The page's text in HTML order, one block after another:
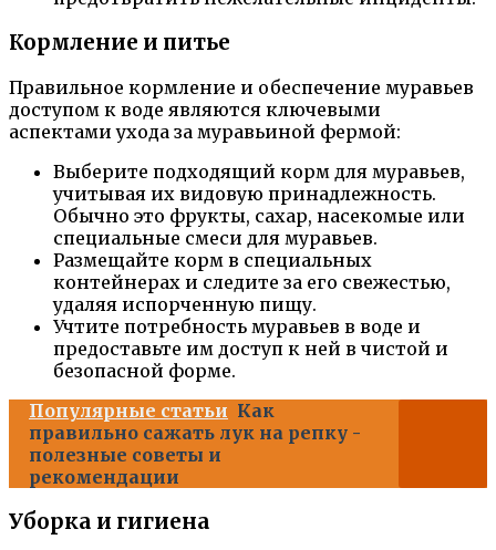
Кормление и питье
Правильное кормление и обеспечение муравьев
доступом к воде являются ключевыми
аспектами ухода за муравьиной фермой:
Выберите подходящий корм для муравьев,
учитывая их видовую принадлежность.
Обычно это фрукты, сахар, насекомые или
специальные смеси для муравьев.
Размещайте корм в специальных
контейнерах и следите за его свежестью,
удаляя испорченную пищу.
Учтите потребность муравьев в воде и
предоставьте им доступ к ней в чистой и
безопасной форме.
Популярные статьи Как
правильно сажать лук на репку -
полезные советы и
рекомендации
Уборка и гигиена